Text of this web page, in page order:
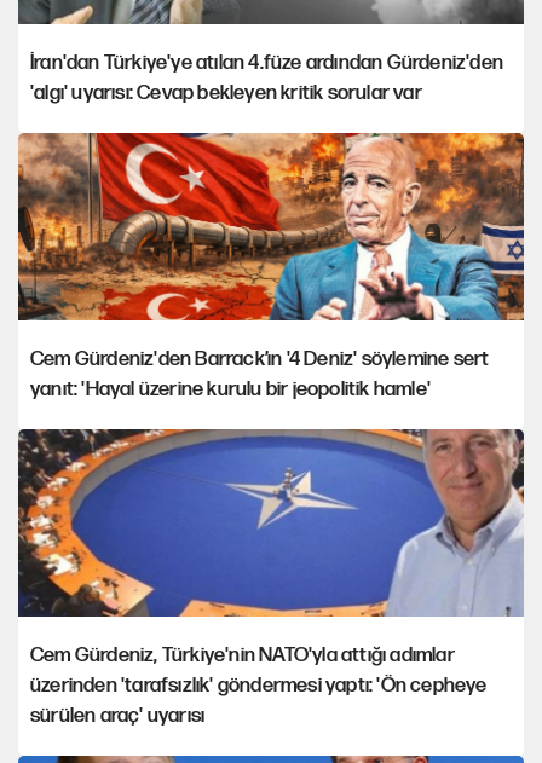
İran'dan Türkiye'ye atılan 4.füze ardından Gürdeniz'den
'algı' uyarısı: Cevap bekleyen kritik sorular var
Cem Gürdeniz'den Barrack’ın '4 Deniz' söylemine sert
yanıt: 'Hayal üzerine kurulu bir jeopolitik hamle'
Cem Gürdeniz, Türkiye'nin NATO'yla attığı adımlar
üzerinden 'tarafsızlık' göndermesi yaptı: 'Ön cepheye
sürülen araç' uyarısı